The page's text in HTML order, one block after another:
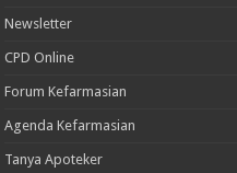
Newsletter
CPD Online
Forum Kefarmasian
Agenda Kefarmasian
Tanya Apoteker